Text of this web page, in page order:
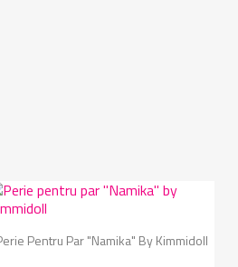
Vizualizare rapida
Pentru Par "Namika" By Kimmidoll